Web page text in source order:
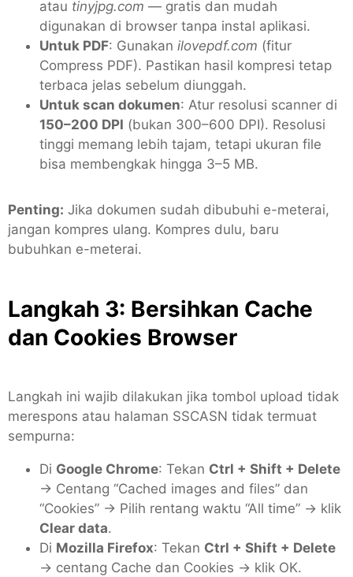
atau tinyjpg.com — gratis dan mudah
digunakan di browser tanpa instal aplikasi.
Untuk PDF: Gunakan ilovepdf.com (fitur
Compress PDF). Pastikan hasil kompresi tetap
terbaca jelas sebelum diunggah.
Untuk scan dokumen: Atur resolusi scanner di
150–200 DPI (bukan 300–600 DPI). Resolusi
tinggi memang lebih tajam, tetapi ukuran file
bisa membengkak hingga 3–5 MB.
Penting: Jika dokumen sudah dibubuhi e-meterai,
jangan kompres ulang. Kompres dulu, baru
bubuhkan e-meterai.
Langkah 3: Bersihkan Cache
dan Cookies Browser
Langkah ini wajib dilakukan jika tombol upload tidak
merespons atau halaman SSCASN tidak termuat
sempurna:
Di Google Chrome: Tekan Ctrl + Shift + Delete
→ Centang “Cached images and files” dan
“Cookies” → Pilih rentang waktu “All time” → klik
Clear data.
Di Mozilla Firefox: Tekan Ctrl + Shift + Delete
→ centang Cache dan Cookies → klik OK.